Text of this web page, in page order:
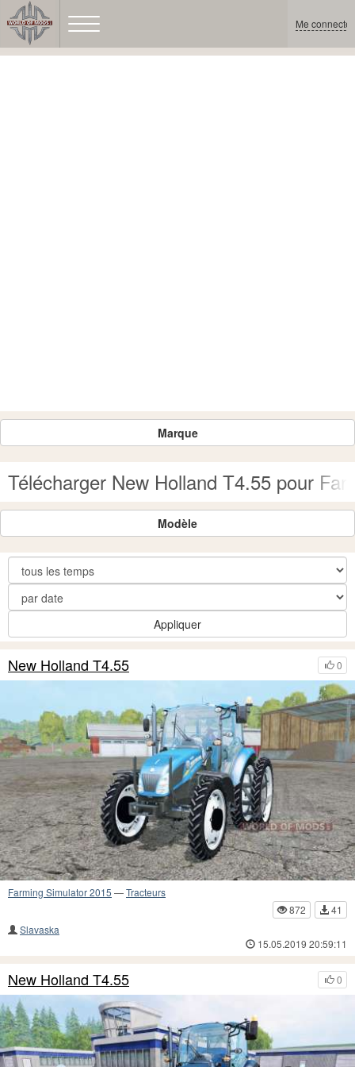
Me connecter
Marque
Télécharger New Holland T4.55 pour
Modèle
Appliquer
0
New Holland T4.55
Farming Simulator 2015 —Tracteurs
872
41
Slavaska
15.05.2019 20:59:11
0
New Holland T4.55